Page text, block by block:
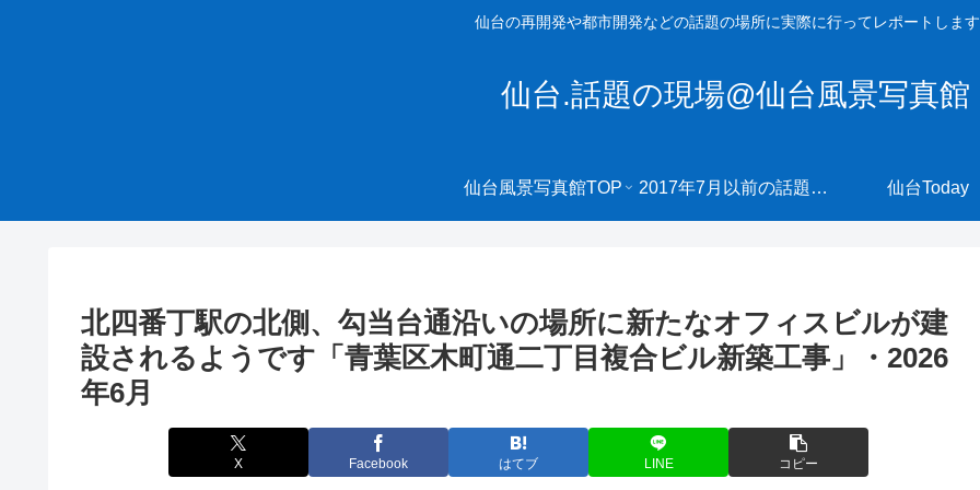
仙台の再開発や都市開発などの話題の場所に実際に行ってレポートしま
仙台.話題の現場@仙台風景写真館
仙台風景写真館TOP 2017年7月以前の話題の現場へ 仙台Today
北四番丁駅の北側、勾当台通沿いの場所に新たなオフィスビルが建
設されるようです「青葉区木町通二丁目複合ビル新築工事」・2026
年6月
X Facebook はてブ LINE コピー